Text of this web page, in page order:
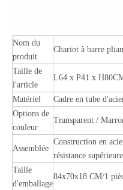
Nom du
produit
Chariot à barre
Taille de
l'article
L64 x P41 x
Matériel
Cadre en tube
Options de
couleur
Transparent /
Assemblée
Construction en
résistance supérieure
Taille
d'emballage
84x70x18 CM/1